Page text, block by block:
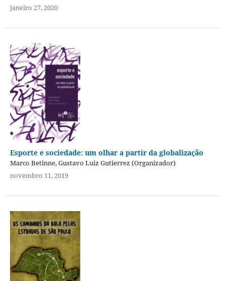
janeiro 27, 2020
Esporte e sociedade: um olhar a partir da globalização
Marco Betinne, Gustavo Luiz Gutierrez (Organizador)
novembro 11, 2019